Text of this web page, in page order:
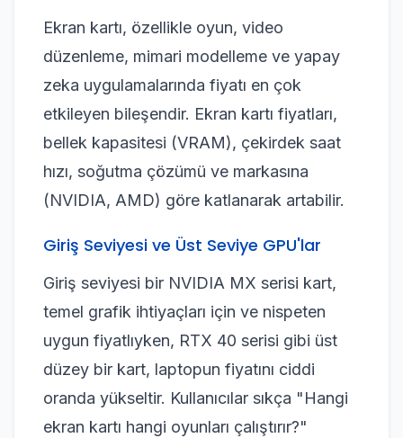
Ekran kartı, özellikle oyun, video
düzenleme, mimari modelleme ve yapay
zeka uygulamalarında fiyatı en çok
etkileyen bileşendir. Ekran kartı fiyatları,
bellek kapasitesi (VRAM), çekirdek saat
hızı, soğutma çözümü ve markasına
(NVIDIA, AMD) göre katlanarak artabilir.
Giriş Seviyesi ve Üst Seviye GPU'lar
Giriş seviyesi bir NVIDIA MX serisi kart,
temel grafik ihtiyaçları için ve nispeten
uygun fiyatlıyken, RTX 40 serisi gibi üst
düzey bir kart, laptopun fiyatını ciddi
oranda yükseltir. Kullanıcılar sıkça "Hangi
ekran kartı hangi oyunları çalıştırır?"